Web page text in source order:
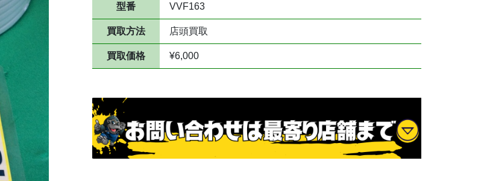
型番 VVF163
買取方法 店頭買取
買取価格 ¥6,000